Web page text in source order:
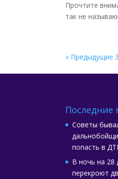
Прочтите
так не
« Предыдущие
Последние
Советы
попасть в
В ночь на 28
перекроют